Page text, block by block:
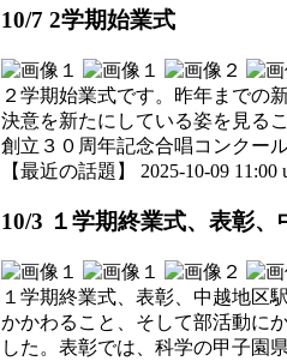
10/7 2学期始業式
２学期始業式です。昨年までの
決意を新たにしている姿を見る
創立３０周年記念合唱コンクー
【最近の話題】 2025-10-09 11:00
10/3 １学期終業式、表彰
１学期終業式、表彰、中越地区
かかわること、そして部活動に
した。表彰では、科学の甲子園